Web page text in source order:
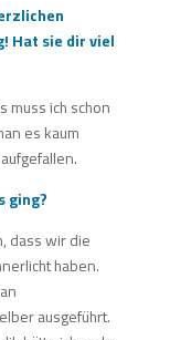
Hat sie dir viel
muss ich schon
es kaum
ging?
dass wir die
haben.
ausgeführt.